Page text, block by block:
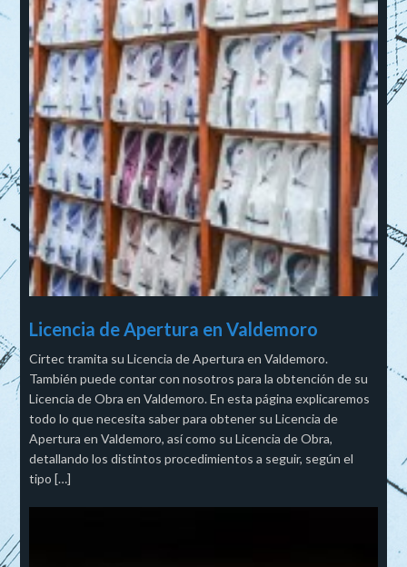
Licencia de Apertura en Valdemoro
Cirtec tramita su Licencia de Apertura en Valdemoro.
También puede contar con nosotros para la obtención de su
Licencia de Obra en Valdemoro. En esta página explicaremos
todo lo que necesita saber para obtener su Licencia de
Apertura en Valdemoro, así como su Licencia de Obra,
detallando los distintos procedimientos a seguir, según el
tipo […]